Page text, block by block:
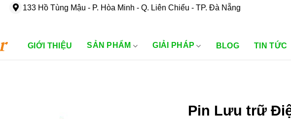
133 Hồ Tùng Mậu - P. Hòa Minh - Q. Liên Chiểu - TP. Đà Nẵng
GIỚI THIỆU SẢN PHẨM GIẢI PHÁP BLOG TIN TỨC
Pin Lưu trữ